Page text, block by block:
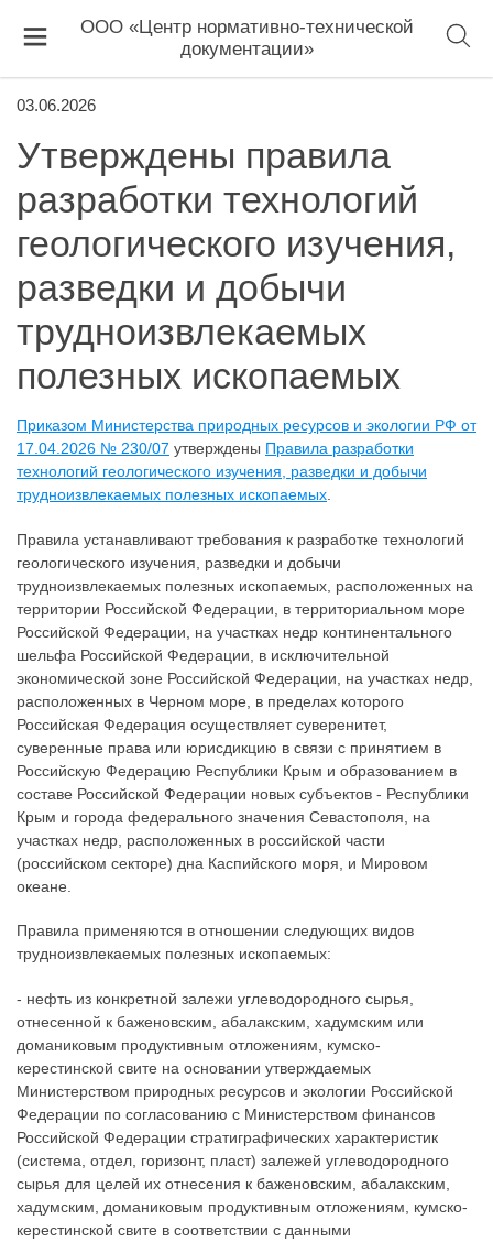
ООО «Центр нормативно-технической
документации»
03.06.2026
Утверждены правила
разработки технологий
геологического изучения,
разведки и добычи
трудноизвлекаемых
полезных ископаемых
Приказом Министерства природных ресурсов и экологии РФ от
17.04.2026 № 230/07 утверждены Правила разработки
технологий геологического изучения, разведки и добычи
трудноизвлекаемых полезных ископаемых
Правила устанавливают требования к разработке технологий
геологического изучения, разведки и добычи
трудноизвлекаемых полезных ископаемых, расположенных на
территории Российской Федерации, в территориальном море
Российской Федерации, на участках недр континентального
шельфа Российской Федерации, в исключительной
экономической зоне Российской Федерации, на участках недр,
расположенных в Черном море, в пределах которого
Российская Федерация осуществляет суверенитет,
суверенные права или юрисдикцию в связи с принятием в
Российскую Федерацию Республики Крым и образованием в
составе Российской Федерации новых субъектов - Республики
Крым и города федерального значения Севастополя, на
участках недр, расположенных в российской части
(российском секторе) дна Каспийского моря, и Мировом
океане.
Правила применяются в отношении следующих видов
трудноизвлекаемых полезных ископаемых:
- нефть из конкретной залежи углеводородного сырья,
отнесенной к баженовским, абалакским, хадумским или
доманиковым продуктивным отложениям, кумско-
керестинской свите на основании утверждаемых
Министерством природных ресурсов и экологии Российской
Федерации по согласованию с Министерством финансов
Российской Федерации стратиграфических характеристик
(система, отдел, горизонт, пласт) залежей углеводородного
сырья для целей их отнесения к баженовским, абалакским,
хадумским, доманиковым продуктивным отложениям, кумско-
керестинской свите в соответствии с данными